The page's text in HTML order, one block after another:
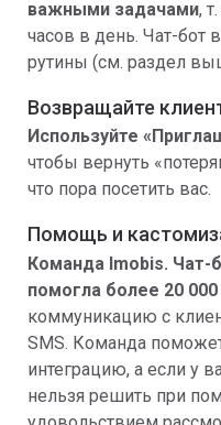
важными задачами,
часов в день. Чат-бот
рутины (см. раздел
Возвращайте
Используйте
чтобы вернуть
что пора посетить вас.
Помощь и
Команда Imobis. Чат-
помогла более 20
коммуникацию с
SMS. Команда
интеграцию, а если у
нельзя решить при